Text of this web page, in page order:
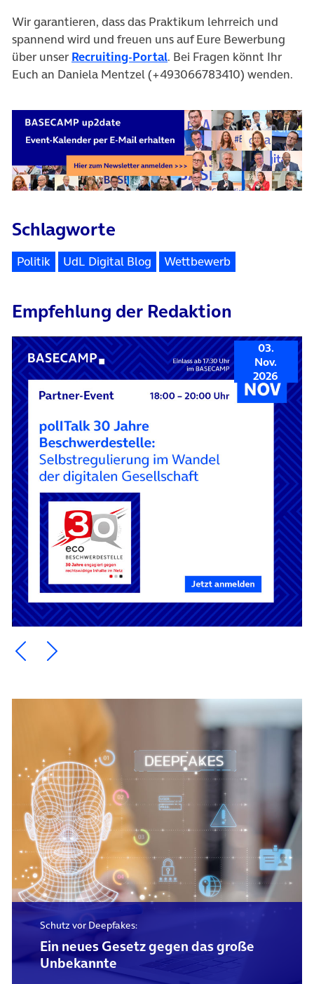
Wir garantieren, dass das Praktikum lehrreich und
spannend wird und freuen uns auf Eure Bewerbung
über unser Recruiting-Portal(öffnet in neuem Tab)
. Bei Fragen könnt Ihr
Euch an Daniela Mentzel (+493066783410) wenden.
Schlagworte
Politik UdL Digital Blog Wettbewerb
Empfehlung der Redaktion
03.
Nov.
2026
Ein Element zurück blättern
Ein Element weiter blättern
Schutz vor Deepfakes:
Ein neues Gesetz gegen das große
Unbekannte